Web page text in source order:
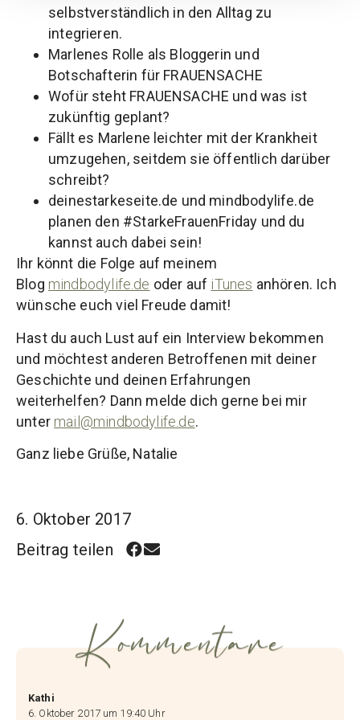
selbstverständlich in den Alltag zu
integrieren.
Marlenes Rolle als Bloggerin und
Botschafterin für FRAUENSACHE
Wofür steht FRAUENSACHE und was ist
zukünftig geplant?
Fällt es Marlene leichter mit der Krankheit
umzugehen, seitdem sie öffentlich darüber
schreibt?
deinestarkeseite.de und mindbodylife.de
planen den #StarkeFrauenFriday und du
kannst auch dabei sein!
Ihr könnt die Folge auf meinem
Blog mindbodylife.de oder auf iTunes anhören. Ich
wünsche euch viel Freude damit!
Hast du auch Lust auf ein Interview bekommen
und möchtest anderen Betroffenen mit deiner
Geschichte und deinen Erfahrungen
weiterhelfen? Dann melde dich gerne bei mir
unter mail@mindbodylife.de.
Ganz liebe Grüße, Natalie
6. Oktober 2017
Beitrag teilen
Kommentare
Kathi
6. Oktober 2017 um 19:40 Uhr